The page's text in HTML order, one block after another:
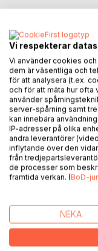
Digitaliseringen
utmaningar som
rapport anlägger
diskuterar
vård och omsorg.
införandet av
samt öka vårdens
tillgänglighet.
befintlig
effekter.
Syftet med
genom att lyfta
digitaliseringen ska
omsorg utvecklas i
presenterar
Vi respekterar
Vi använder cookies
dem är väsentliga och
för att analysera (t.ex.
och för att mäta hur ofta
använder
server-spårning samt
kan innebära
IP-adresser på olika
andra leverantörer
inflytande över den
från
de processer som
framtida verkan. (BoD-
NEKA